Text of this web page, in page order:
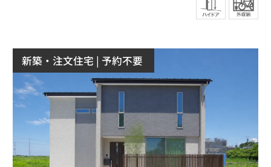
新築・注文住宅 | 予約不要